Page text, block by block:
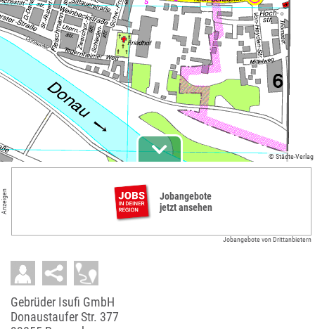
© Städte-Verlag
Anzeigen
Jobangebote
jetzt ansehen
Jobangebote von Drittanbietern
Gebrüder Isufi GmbH
Donaustaufer Str. 377